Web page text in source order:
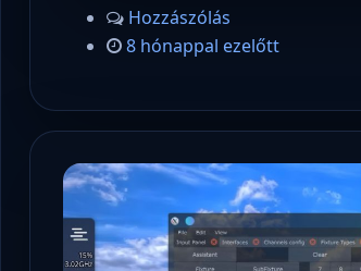
Hozzászólás
8 hónappal ezelőtt